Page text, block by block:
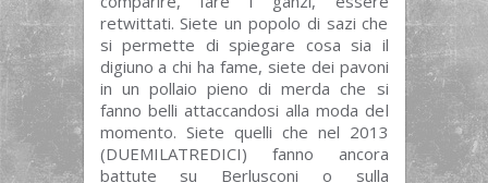
retwittati. Siete un popolo di sazi che
si permette di spiegare cosa sia il
digiuno a chi ha fame, siete dei pavoni
in un pollaio pieno di merda che si
fanno belli attaccandosi alla moda del
momento. Siete quelli che nel 2013
(DUEMILATREDICI) fanno ancora
battute su Berlusconi o sulla